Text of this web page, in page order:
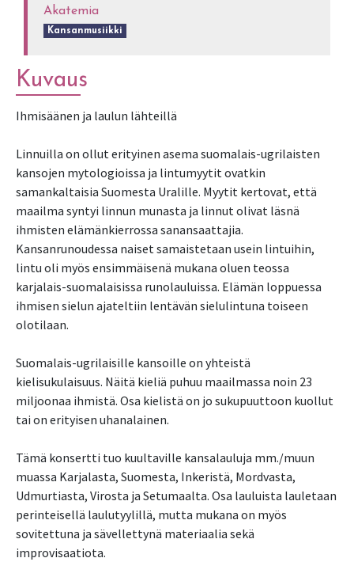
Akatemia
Kansanmusiikki
Kuvaus
Ihmisäänen ja laulun lähteillä
Linnuilla on ollut erityinen asema suomalais-ugrilaisten
kansojen mytologioissa ja lintumyytit ovatkin
samankaltaisia Suomesta Uralille. Myytit kertovat, että
maailma syntyi linnun munasta ja linnut olivat läsnä
ihmisten elämänkierrossa sanansaattajia.
Kansanrunoudessa naiset samaistetaan usein lintuihin,
lintu oli myös ensimmäisenä mukana oluen teossa
karjalais-suomalaisissa runolauluissa. Elämän loppuessa
ihmisen sielun ajateltiin lentävän sielulintuna toiseen
olotilaan.
Suomalais-ugrilaisille kansoille on yhteistä
kielisukulaisuus. Näitä kieliä puhuu maailmassa noin 23
miljoonaa ihmistä. Osa kielistä on jo sukupuuttoon kuollut
tai on erityisen uhanalainen.
Tämä konsertti tuo kuultaville kansalauluja mm./muun
muassa Karjalasta, Suomesta, Inkeristä, Mordvasta,
Udmurtiasta, Virosta ja Setumaalta. Osa lauluista lauletaan
perinteisellä laulutyylillä, mutta mukana on myös
sovitettuna ja sävellettynä materiaalia sekä
improvisaatiota.